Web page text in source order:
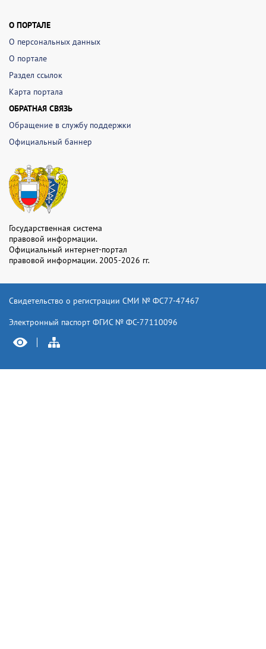
О ПОРТАЛЕ
О персональных данных
О портале
Раздел ссылок
Карта портала
ОБРАТНАЯ СВЯЗЬ
Обращение в службу поддержки
Официальный баннер
Государственная система
правовой информации.
Официальный интернет-портал
правовой информации. 2005-2026 гг.
Свидетельство о регистрации СМИ № ФС77-47467
Электронный паспорт ФГИС № ФС-77110096